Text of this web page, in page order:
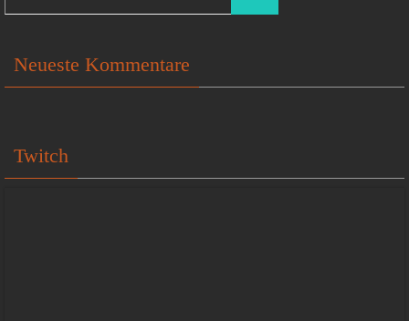
Neueste Kommentare
Twitch